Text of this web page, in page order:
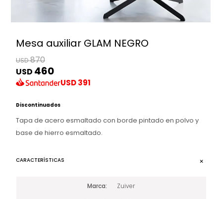
Mesa auxiliar GLAM NEGRO
USD870
USD 460
USD391
Discontinuados
Tapa de acero esmaltado con borde pintado en polvo y
base de hierro esmaltado.
CARACTERÍSTICAS
Marca Zuiver